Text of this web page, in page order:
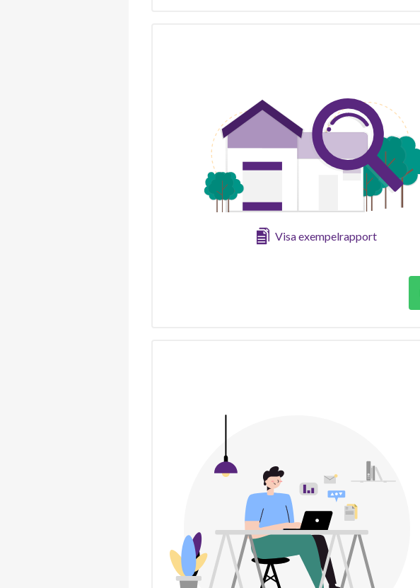
Visa exempelrapport